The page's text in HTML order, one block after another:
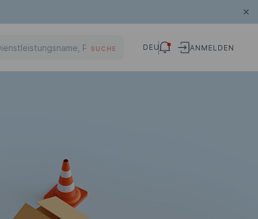
SUCHE DEU ANMELDEN